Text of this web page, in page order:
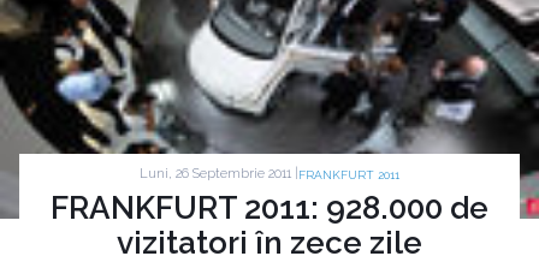
Luni, 26 Septembrie 2011 | FRANKFURT 2011
FRANKFURT 2011: 928.000 de
vizitatori în zece zile